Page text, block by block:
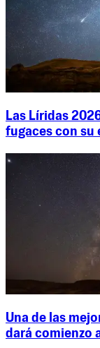
Las Líridas
fugaces con su
Una de las
dará comienzo